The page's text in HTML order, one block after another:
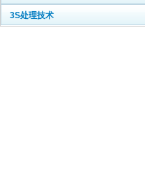
3S处理技术